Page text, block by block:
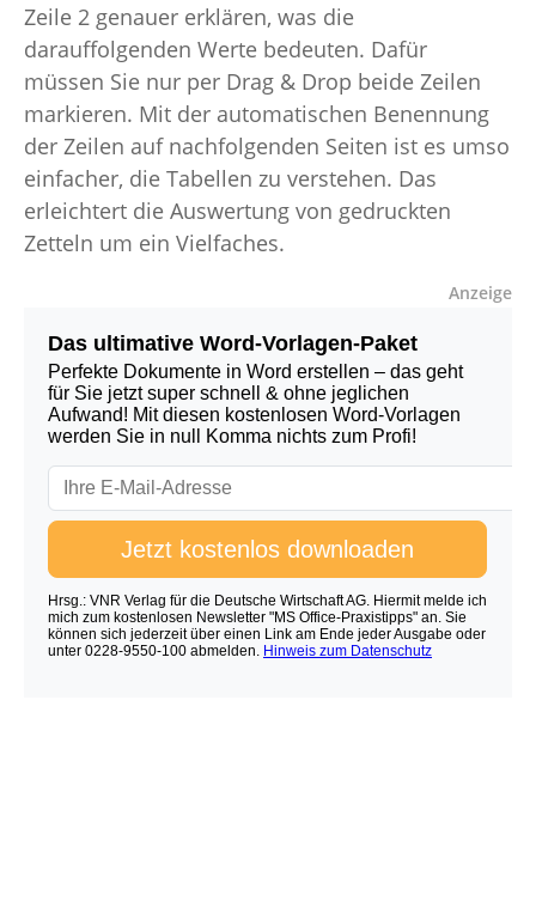
Zeile 2 genauer erklären, was die
darauffolgenden Werte bedeuten. Dafür
müssen Sie nur per Drag & Drop beide Zeilen
markieren. Mit der automatischen Benennung
der Zeilen auf nachfolgenden Seiten ist es umso
einfacher, die Tabellen zu verstehen. Das
erleichtert die Auswertung von gedruckten
Zetteln um ein Vielfaches.